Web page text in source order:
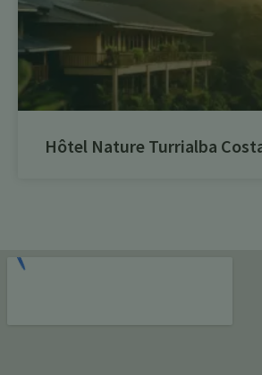
Hôtel Nature Turrialba